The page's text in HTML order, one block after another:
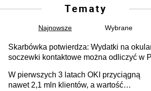
Tematy
Najnowsze Wybrane
Skarbówka potwierdza: Wydatki na
soczewki kontaktowe można odliczyć w
niepełnosprawności. Częściowe
dofinansowanie (np. z zfśs) pomniejsza
W pierwszych 3 latach OKI przyciągną
nawet 2,1 mln klientów, a wartość